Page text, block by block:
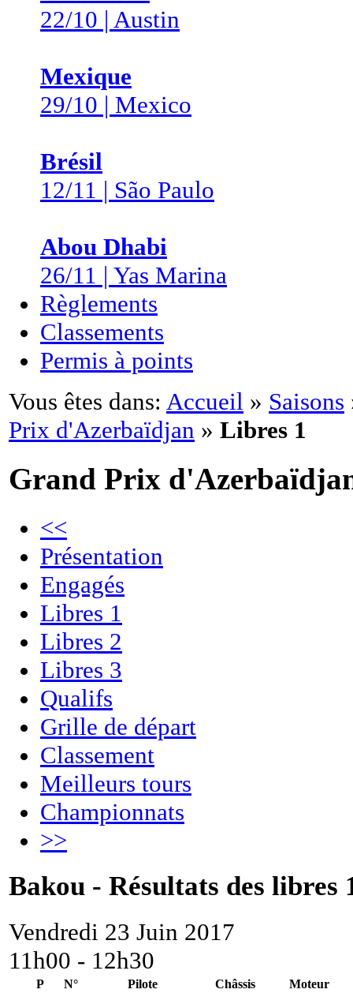
22/10 | Austin
Mexique
29/10 | Mexico
Brésil
12/11 | São Paulo
Abou Dhabi
26/11 | Yas Marina
Règlements
Classements
Permis à points
Vous êtes dans: Accueil » Saisons
Prix d'Azerbaïdjan » Libres 1
Grand Prix
<<
Présentation
Engagés
Libres 1
Libres 2
Libres 3
Qualifs
Grille de départ
Classement
Meilleurs tours
Championnats
>>
Bakou - Résultats des libres
Vendredi 23 Juin 2017
11h00 - 12h30
P N° Pilote Châssis
Moteur